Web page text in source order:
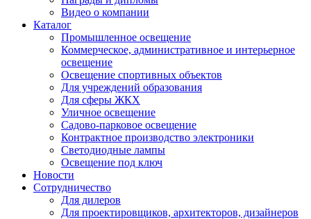
Видео о компании
Каталог
Промышленное освещение
Коммерческое, административное и интерьерное
освещение
Освещение спортивных объектов
Для учреждений образования
Для сферы ЖКХ
Уличное освещение
Садово-парковое освещение
Контрактное производство электроники
Светодиодные лампы
Освещение под ключ
Новости
Сотрудничество
Для дилеров
Для проектировщиков, архитекторов, дизайнеров